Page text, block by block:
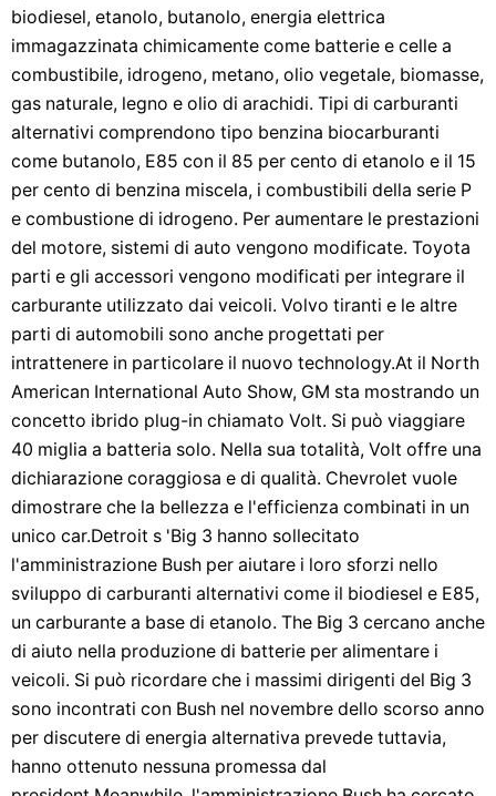
biodiesel, etanolo, butanolo, energia elettrica
immagazzinata chimicamente come batterie e celle a
combustibile, idrogeno, metano, olio vegetale, biomasse,
gas naturale, legno e olio di arachidi. Tipi di carburanti
alternativi comprendono tipo benzina biocarburanti
come butanolo, E85 con il 85 per cento di etanolo e il 15
per cento di benzina miscela, i combustibili della serie P
e combustione di idrogeno. Per aumentare le prestazioni
del motore, sistemi di auto vengono modificate. Toyota
parti e gli accessori vengono modificati per integrare il
carburante utilizzato dai veicoli. Volvo tiranti e le altre
parti di automobili sono anche progettati per
intrattenere in particolare il nuovo technology.At il North
American International Auto Show, GM sta mostrando un
concetto ibrido plug-in chiamato Volt. Si può viaggiare
40 miglia a batteria solo. Nella sua totalità, Volt offre una
dichiarazione coraggiosa e di qualità. Chevrolet vuole
dimostrare che la bellezza e l'efficienza combinati in un
unico car.Detroit s 'Big 3 hanno sollecitato
l'amministrazione Bush per aiutare i loro sforzi nello
sviluppo di carburanti alternativi come il biodiesel e E85,
un carburante a base di etanolo. The Big 3 cercano anche
di aiuto nella produzione di batterie per alimentare i
veicoli. Si può ricordare che i massimi dirigenti del Big 3
sono incontrati con Bush nel novembre dello scorso anno
per discutere di energia alternativa prevede tuttavia,
hanno ottenuto nessuna promessa dal